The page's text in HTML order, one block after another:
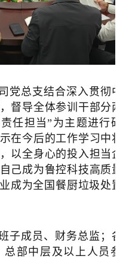
党总支结合深入贯彻中
，督导全体参训干部分两
任担当”为主题进行研
在今后的工作学习中将
以全身心的投入担当企
己成为鲁控科技高质量
成为全国餐厨垃圾处置
子成员、财务总监；各
总部中层及以上人员参